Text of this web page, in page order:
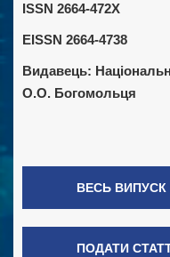
ISSN 2664-472X
EISSN 2664-4738
Видавець:
О.О. Богомольця
ВЕСЬ ВИПУСК
ПОДАТИ